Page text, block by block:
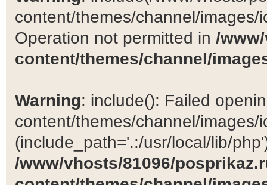
content/themes/channel/
Operation not permitted in /
content/themes/channel/
Warning: include(): Failed
content/themes/channel/images/
(include_path='.:/usr/local/lib/
/www/vhosts/81096/